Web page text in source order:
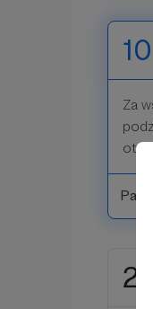
Za